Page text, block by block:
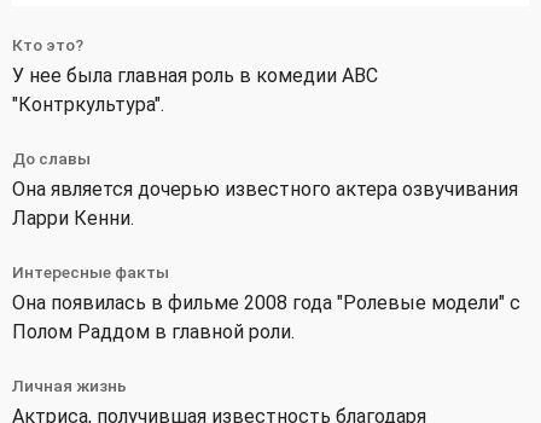
Кто это?
У нее была главная роль в комедии ABC
"Контркультура".
До славы
Она является дочерью известного актера озвучивания
Ларри Кенни.
Интересные факты
Она появилась в фильме 2008 года "Ролевые модели" с
Полом Раддом в главной роли.
Личная жизнь
Актриса, получившая известность благодаря